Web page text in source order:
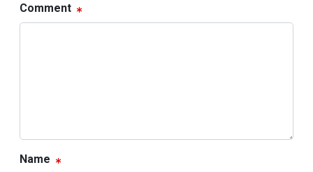
Comment
Name